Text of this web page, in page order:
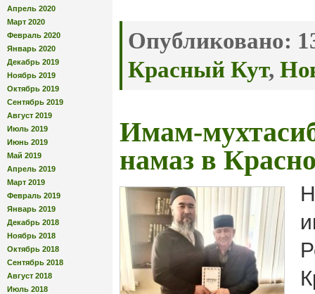
Апрель 2020
Март 2020
Февраль 2020
Январь 2020
Декабрь 2019
Ноябрь 2019
Октябрь 2019
Сентябрь 2019
Август 2019
Июль 2019
Июнь 2019
Май 2019
Апрель 2019
Март 2019
Февраль 2019
Январь 2019
Декабрь 2018
Ноябрь 2018
Октябрь 2018
Сентябрь 2018
Август 2018
Июль 2018
Опубликовано:
Красный Кут,
Имам-
намаз в